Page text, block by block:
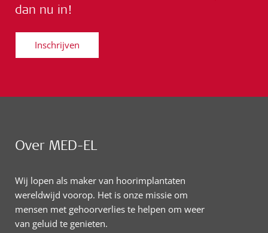
dan nu in!
Inschrijven
Over MED-EL
Wij lopen als maker van hoorimplantaten
wereldwijd voorop. Het is onze missie om
mensen met gehoorverlies te helpen om weer
van geluid te genieten.